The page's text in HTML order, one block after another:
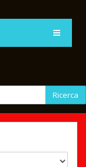
Ricerca